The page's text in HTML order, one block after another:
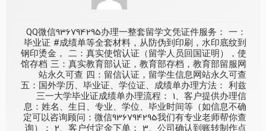
QQ微信936794295办理一整套留学文凭证件服务： 一：
毕业证 #成绩单等全套材料，从防伪到印刷，水印底纹到
钢印烫金， 二：真实使馆认证（留学人员回国证明），使
馆存档 三：真实教育部认证，教育部存档，教育部留服网
站永久可查 四：留信认证，留学生信息网站永久可查
五：国外学历、毕业证、学位证、成绩单办理方法： 利兹
三一大学毕业证成绩单办理流程： 1、客户提供办理信
息：姓名、生日、专业、学位、毕业时间等（如信息不确
定可以咨询顾问：微信936794295我们有专业老师帮你查